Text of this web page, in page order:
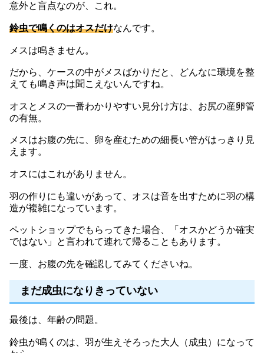
意外と盲点なのが、これ。
鈴虫で鳴くのはオスだけなんです。
メスは鳴きません。
だから、ケースの中がメスばかりだと、どんなに環境を整
えても鳴き声は聞こえないんですね。
オスとメスの一番わかりやすい見分け方は、お尻の産卵管
の有無。
メスはお腹の先に、卵を産むための細長い管がはっきり見
えます。
オスにはこれがありません。
羽の作りにも違いがあって、オスは音を出すために羽の構
造が複雑になっています。
ペットショップでもらってきた場合、「オスかどうか確実
ではない」と言われて連れて帰ることもあります。
一度、お腹の先を確認してみてくださいね。
まだ成虫になりきっていない
最後は、年齢の問題。
鈴虫が鳴くのは、羽が生えそろった大人（成虫）になって